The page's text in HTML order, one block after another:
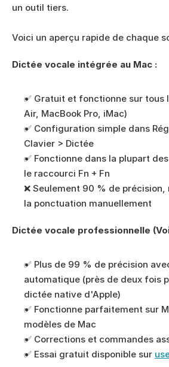
un outil tiers.
Voici un aperçu rapide de chaque
Dictée vocale intégrée au Mac :
✅ Gratuit et fonctionne sur tous
Air, MacBook Pro, iMac)
✅ Configuration simple dans
Clavier > Dictée
✅ Fonctionne dans la plupart
le raccourci Fn + Fn
❌ Seulement 90 % de
la ponctuation manuellement
Dictée vocale professionnelle
✅ Plus de 99 % de précision
automatique (près de deux fois
dictée native d'Apple)
✅ Fonctionne parfaitement sur
modèles de Mac
✅ Corrections et commandes
✅ Essai gratuit disponible sur